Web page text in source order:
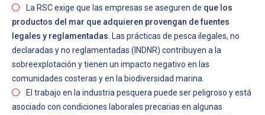
La RSC exige que las empresas se aseguren de que los
productos del mar que adquieren provengan de fuentes
legales y reglamentadas . Las prácticas de pesca ilegales, no
declaradas y no reglamentadas (INDNR) contribuyen a la
sobreexplotación y tienen un impacto negativo en las
comunidades costeras y en la biodiversidad marina.
El trabajo en la industria pesquera puede ser peligroso y está
asociado con condiciones laborales precarias en algunas